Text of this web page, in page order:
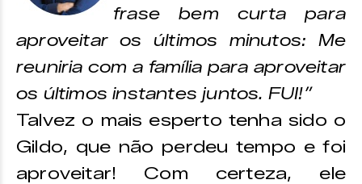
frase bem curta para
aproveitar os últimos minutos: Me
reuniria com a família para aproveitar
os últimos instantes juntos. FUI!”
Talvez o mais esperto tenha sido o
Gildo, que não perdeu tempo e foi
aproveitar! Com certeza, ele